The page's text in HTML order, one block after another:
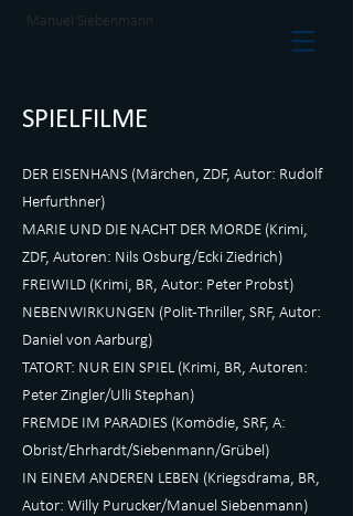
Manuel Siebenmann
SPIELFILME
DER EISENHANS (Märchen, ZDF, Autor: Rudolf
Herfurthner)
MARIE UND DIE NACHT DER MORDE (Krimi,
ZDF, Autoren: Nils Osburg/Ecki Ziedrich)
FREIWILD (Krimi, BR, Autor: Peter Probst)
NEBENWIRKUNGEN (Polit-Thriller, SRF, Autor:
Daniel von Aarburg)
TATORT: NUR EIN SPIEL (Krimi, BR, Autoren:
Peter Zingler/Ulli Stephan)
FREMDE IM PARADIES (Komödie, SRF, A:
Obrist/Ehrhardt/Siebenmann/Grübel)
IN EINEM ANDEREN LEBEN (Kriegsdrama, BR,
Autor: Willy Purucker/Manuel Siebenmann)